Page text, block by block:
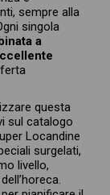
sempre alla
singola
a
questa
sul catalogo
Locandine
surgelati,
livello,